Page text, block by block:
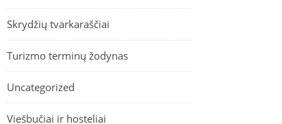
Skrydžių tvarkaraščiai
Turizmo terminų žodynas
Uncategorized
Viešbučiai ir hosteliai